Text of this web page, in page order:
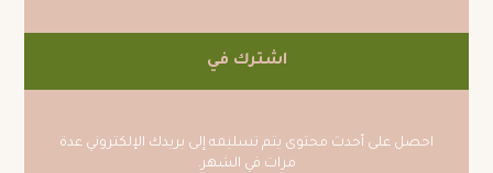
اشترك في
احصل على أحدث محتوى يتم تسليمه إلى بريدك الإلكتروني عدة
مرات في الشهر.